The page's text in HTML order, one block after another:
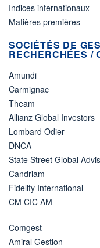
Indices internationaux
Matières premières
SOCIÉTÉS DE
RECHERCHÉES /
Amundi
Carmignac
Theam
Allianz Global Investors
Lombard Odier
DNCA
State Street Global
Candriam
Fidelity International
CM CIC AM
Comgest
Amiral Gestion